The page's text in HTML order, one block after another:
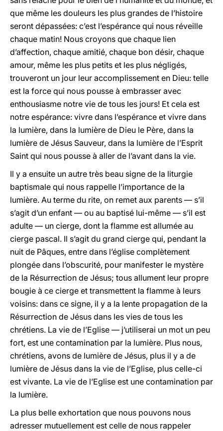
que même les douleurs les plus grandes de l’histoire
seront dépassées: c’est l’espérance qui nous réveille
chaque matin! Nous croyons que chaque lien
d’affection, chaque amitié, chaque bon désir, chaque
amour, même les plus petits et les plus négligés,
trouveront un jour leur accomplissement en Dieu: telle
est la force qui nous pousse à embrasser avec
enthousiasme notre vie de tous les jours! Et cela est
notre espérance: vivre dans l’espérance et vivre dans
la lumière, dans la lumière de Dieu le Père, dans la
lumière de Jésus Sauveur, dans la lumière de l’Esprit
Saint qui nous pousse à aller de l’avant dans la vie.
Il y a ensuite un autre très beau signe de la liturgie
baptismale qui nous rappelle l’importance de la
lumière. Au terme du rite, on remet aux parents — s’il
s’agit d’un enfant — ou au baptisé lui-même — s’il est
adulte — un cierge, dont la flamme est allumée au
cierge pascal. Il s’agit du grand cierge qui, pendant la
nuit de Pâques, entre dans l’église complètement
plongée dans l’obscurité, pour manifester le mystère
de la Résurrection de Jésus; tous allument leur propre
bougie à ce cierge et transmettent la flamme à leurs
voisins: dans ce signe, il y a la lente propagation de la
Résurrection de Jésus dans les vies de tous les
chrétiens. La vie de l’Eglise — j’utiliserai un mot un peu
fort, est une contamination par la lumière. Plus nous,
chrétiens, avons de lumière de Jésus, plus il y a de
lumière de Jésus dans la vie de l’Eglise, plus celle-ci
est vivante. La vie de l’Eglise est une contamination par
la lumière.
La plus belle exhortation que nous pouvons nous
adresser mutuellement est celle de nous rappeler